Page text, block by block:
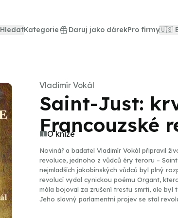
HledatKategorie Daruj jako dárekPro firmy🇺🇸
Vladimír Vokál
Saint-Just:
Francouzské
O knize
Novinář a badatel Vladimír Vokál připravil
revoluce, jednoho z vůdců éry teroru –
nejmladších jakobínských vůdců byl plný
revolucí vydal cynickou poému Organt,
mála bojoval za zrušení trestu smrti, ale
Jeho slavný parlamentní projev se stal